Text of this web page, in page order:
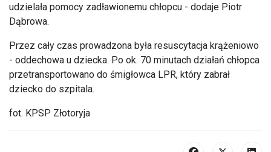
udzielała pomocy zadławionemu chłopcu - dodaje Piotr
Dąbrowa.
Przez cały czas prowadzona była resuscytacja krążeniowo
- oddechowa u dziecka. Po ok. 70 minutach działań chłopca
przetransportowano do śmigłowca LPR, który zabrał
dziecko do szpitala.
fot. KPSP Złotoryja